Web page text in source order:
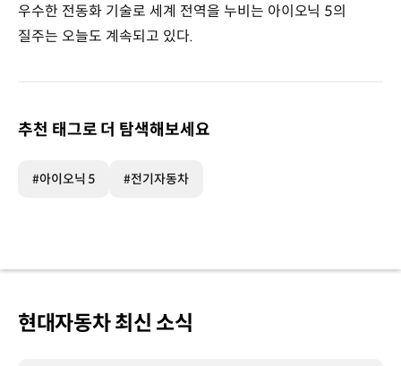
우수한 전동화 기술로 세계 전역을 누비는 아이오닉 5의
질주는 오늘도 계속되고 있다.
추천 태그로 더 탐색해보세요
#아이오닉 5 #전기자동차
현대자동차 최신 소식